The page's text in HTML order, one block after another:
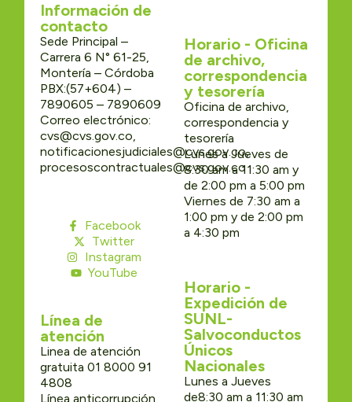
Información de
contacto
Sede Principal –
Carrera 6 N° 61-25,
Montería – Córdoba
PBX:(57+604) –
7890605 – 7890609
Correo electrónico:
cvs@cvs.gov.co,
notificacionesjudiciales@cvs.gov.co,
procesoscontractuales@cvs.gov.co
Facebook
Twitter
Instagram
YouTube
Línea de
atención
Linea de atención
gratuita 01 8000 91
4808
Línea anticorrupción
Horario - Oficina
de archivo,
correspondencia
y tesorería
Oficina de archivo,
correspondencia y
tesorería
Lunes a Jueves de
8:30 am a 11:30 am y
de 2:00 pm a 5:00 pm
Viernes de 7:30 am a
1:00 pm y de 2:00 pm
a 4:30 pm
Horario -
Expedición de
SUNL-
Salvoconductos
Únicos
Nacionales
Lunes a Jueves
de8:30 am a 11:30 am